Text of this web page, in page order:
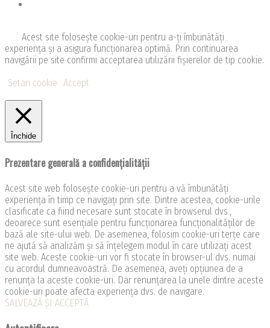
Acest site folosește cookie-uri pentru a-ți îmbunătăți
experiența și a asigura funcționarea optimă. Prin continuarea
navigării pe site confirmi acceptarea utilizării fişierelor de tip cookie.
Setari cookie Accept
Închide
Prezentare generală a confidențialității
Acest site web folosește cookie-uri pentru a vă îmbunătăți
experiența în timp ce navigați prin site. Dintre acestea, cookie-urile
clasificate ca fiind necesare sunt stocate în browserul dvs.,
deoarece sunt esențiale pentru funcționarea funcționalităților de
bază ale site-ului web. De asemenea, folosim cookie-uri terțe care
ne ajută să analizăm și să înțelegem modul în care utilizați acest
site web. Aceste cookie-uri vor fi stocate în browser-ul dvs. numai
cu acordul dumneavoastră. De asemenea, aveți opțiunea de a
renunța la aceste cookie-uri. Dar renunțarea la unele dintre aceste
cookie-uri poate afecta experiența dvs. de navigare.
SALVEAZĂ ȘI ACCEPTĂ